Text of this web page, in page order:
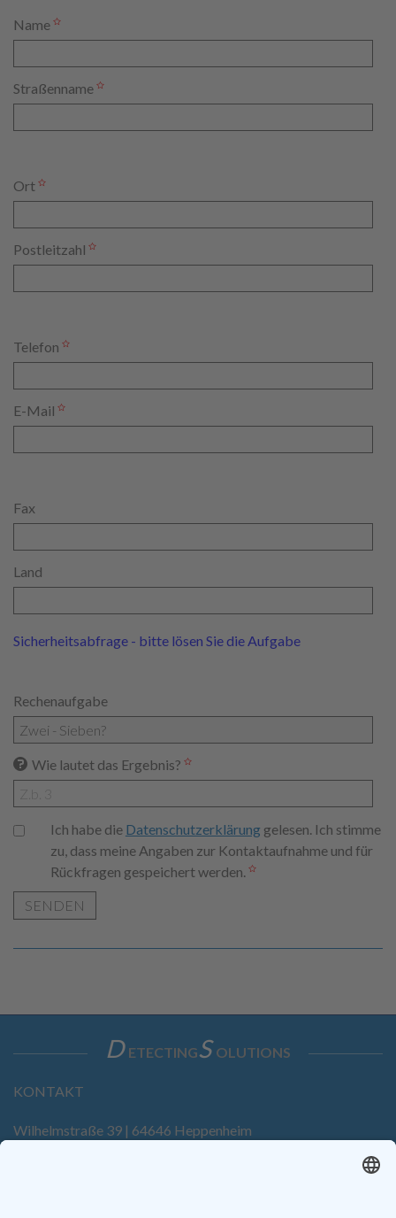
Name
Straßenname
Ort
Postleitzahl
Telefon
E-Mail
Fax
Land
Sicherheitsabfrage - bitte lösen Sie die Aufgabe
Rechenaufgabe
Wie lautet das Ergebnis?
Ich habe die Datenschutzerklärunggelesen. Ich stimme
zu, dass meine Angaben zur Kontaktaufnahme und für
Rückfragen gespeichert werden.
SENDEN
D ETECTINGS OLUTIONS
KONTAKT
Wilhelmstraße 39 | 64646 Heppenheim